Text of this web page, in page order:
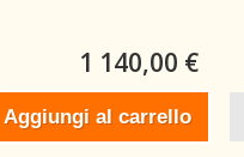
1 140,00 €
Aggiungi al carrello